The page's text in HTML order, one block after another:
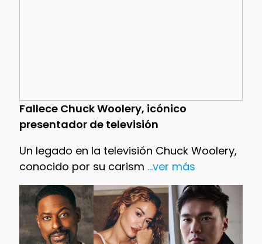
Fallece Chuck Woolery, icónico
presentador de televisión
Un legado en la televisión Chuck Woolery,
conocido por su carism ...ver más